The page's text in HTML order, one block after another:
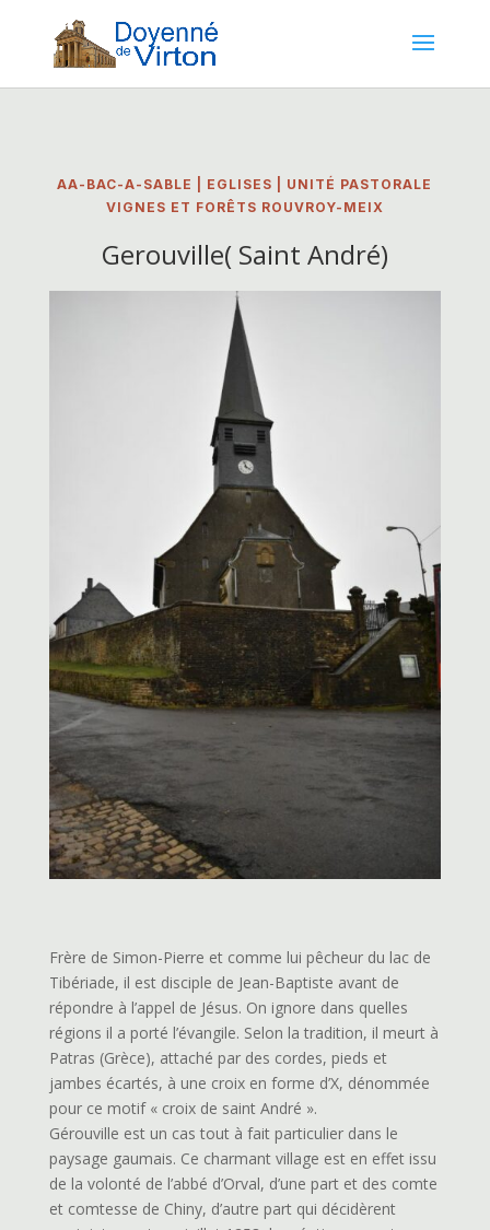
AA-BAC-A-SABLE EGLISES
UNITÉ PASTORALE
VIGNES ET FORÊTS ROUVROY-MEIX
Gerouville( Saint André)
Frère de Simon-Pierre et comme lui pêcheur du lac de
Tibériade, il est disciple de Jean-Baptiste avant de
répondre à l’appel de Jésus. On ignore dans quelles
régions il a porté l’évangile. Selon la tradition, il meurt à
Patras (Grèce), attaché par des cordes, pieds et
jambes écartés, à une croix en forme d’X, dénommée
pour ce motif « croix de saint André ».
Gérouville est un cas tout à fait particulier dans le
paysage gaumais. Ce charmant village est en effet issu
de la volonté de l’abbé d’Orval, d’une part et des comte
et comtesse de Chiny, d’autre part qui décidèrent